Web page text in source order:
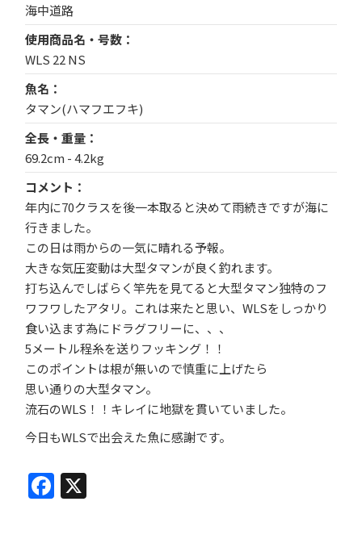
海中道路
使用商品名・号数
WLS 22 NS
魚名
タマン(ハマフエフキ)
全長・重量
69.2cm - 4.2kg
コメント
年内に70クラスを後一本取ると決めて雨続きですが海に
行きました。
この日は雨からの一気に晴れる予報。
大きな気圧変動は大型タマンが良く釣れます。
打ち込んでしばらく竿先を見てると大型タマン独特のフ
ワフワしたアタリ。これは来たと思い、WLSをしっかり
食い込ます為にドラグフリーに、、、
5メートル程糸を送りフッキング！！
このポイントは根が無いので慎重に上げたら
思い通りの大型タマン。
流石のWLS！！キレイに地獄を貫いていました。
今日もWLSで出会えた魚に感謝です。
Facebook